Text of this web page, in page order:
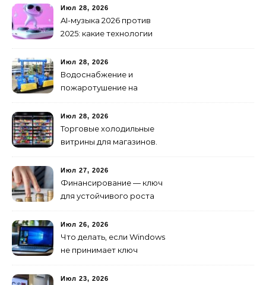
транспортных средств
Июл 28, 2026
AI-музыка 2026 против
2025: какие технологии
создание клипов
изменилось навсегда
Июл 28, 2026
Водоснабжение и
пожаротушение на
оборудование
предусмотреть заранее
Июл 28, 2026
Торговые холодильные
витрины для магазинов.
Июл 27, 2026
Финансирование — ключ
для устойчивого роста
Июл 26, 2026
Что делать, если Windows
не принимает ключ
Июл 23, 2026